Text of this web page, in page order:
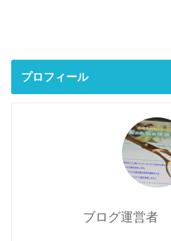
プロフィール
ブログ運営者